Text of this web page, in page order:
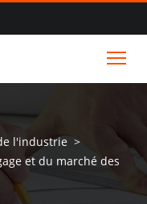
l'industrie >
et du marché des